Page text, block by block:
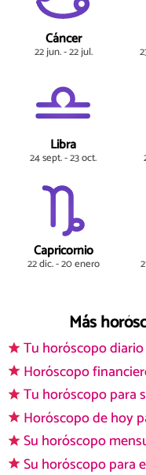
Cáncer
22 jun. - 22 jul.
Libra
24 sept. - 23 oct.
Capricornio
22 dic. - 20 enero
Más
Tu horóscopo
Horóscopo
Tu horóscopo para
Horóscopo de hoy
Su horóscopo
Su horóscopo para